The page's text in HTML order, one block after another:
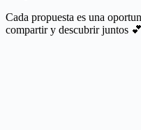
Cada propuesta es una
compartir y descubrir juntos 💕